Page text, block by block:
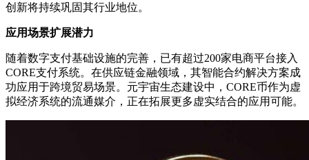
创新将持续巩固其行业地位。
应用场景扩展潜力
随着数字支付基础设施的完善，已有超过200家电商平台接入
CORE支付系统。在供应链金融领域，其智能合约解决方案成
功应用于跨境贸易场景。元宇宙生态建设中，CORE币作为虚
拟经济系统的流通媒介，正在拓展更多虚实结合的应用可能。